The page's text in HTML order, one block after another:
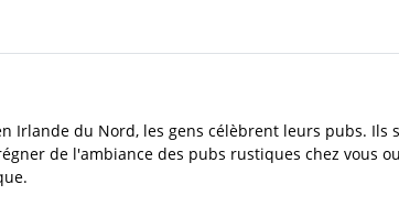
Irlande du Nord, les gens célèbrent leurs pubs.
de l'ambiance des pubs rustiques chez vous